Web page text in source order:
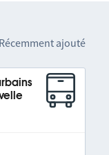
Récemment ajouté